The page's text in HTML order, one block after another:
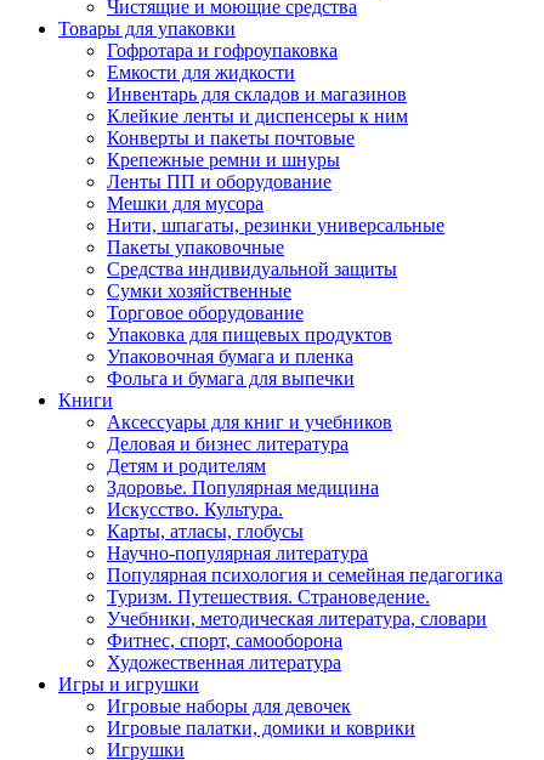
Чистящие и моющие средства
Товары для упаковки
Гофротара и гофроупаковка
Емкости для жидкости
Инвентарь для складов и магазинов
Клейкие ленты и диспенсеры к ним
Конверты и пакеты почтовые
Крепежные ремни и шнуры
Ленты ПП и оборудование
Мешки для мусора
Нити, шпагаты, резинки универсальные
Пакеты упаковочные
Средства индивидуальной защиты
Сумки хозяйственные
Торговое оборудование
Упаковка для пищевых продуктов
Упаковочная бумага и пленка
Фольга и бумага для выпечки
Книги
Аксессуары для книг и учебников
Деловая и бизнес литература
Детям и родителям
Здоровье. Популярная медицина
Искусство. Культура.
Карты, атласы, глобусы
Научно-популярная литература
Популярная психология и семейная педагогика
Туризм. Путешествия. Страноведение.
Учебники, методическая литература, словари
Фитнес, спорт, самооборона
Художественная литература
Игры и игрушки
Игровые наборы для девочек
Игровые палатки, домики и коврики
Игрушки